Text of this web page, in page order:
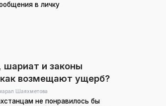
в личку
и законы
как возмещают ущерб?
Шаяхметова
не понравилось бы